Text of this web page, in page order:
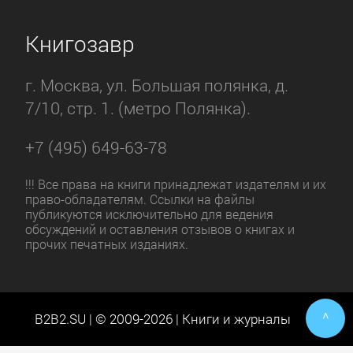
сопереживаешь – картонные они
автор сам не до конца понимал, что он
пишет и зачем. Вот просто захотелось
ему байку у костра потравить – и
пошел экспромт. Нахрена, например,
был нужен эпизод с караваном? Ведь
выкинь его из книги – что в сюжете
изменится?
Книгозавр
г. Москва, ул. Большая полянка, д.
7/10, стр. 1. (метро Полянка).
+7 (495) 649-63-78
!!! Все права на книги принадлежат издателям и их
право-обладателям. Ссылки на файлы
публикуются исключительно для ведения
обсуждений и оставления отзывов о книгах и
прочих печатных изданиях.
B2B2.SU | © 2009-2026 | Книги и журналы ^